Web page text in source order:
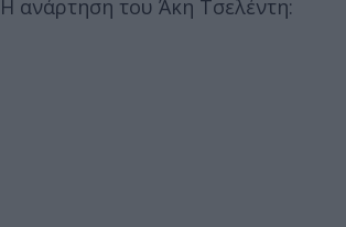
Η ανάρτηση του Άκη Τσελέντη: